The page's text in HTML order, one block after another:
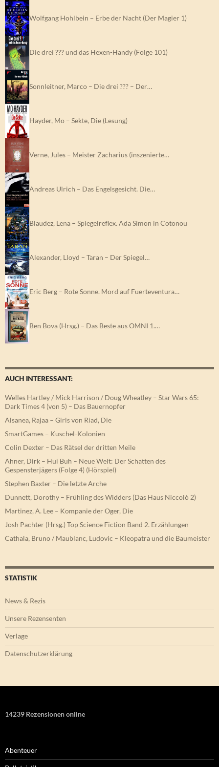
Wolfgang Hohlbein – Erbe der Nacht (Der Magier 1)
Die drei ??? und das Hexen-Handy (Folge 101)
Sonnleitner, Marco – Die drei ??? – Der…
Hayder, Mo – Sekte, Die (Lesung)
Verne, Jules – Meister Zacharius (inszenierte…
Andreas Ulrich – Das Engelsgesicht. Die…
Blaudez, Lena – Spiegelreflex. Ada Simon in Cotonou
Alexander, Lloyd – Taran – Der Spiegel…
Eric Berg – Rote Sonne. Mord auf Fuerteventura…
Ben Bova (Hrsg.) – Das Beste aus OMNI 1.…
AUCH INTERESSANT:
Welles Hartley / Mick Harrison / Doug Wheatley – Star Wars 65:
Dark Times 4 (von 5) – Das Bauernopfer
Alsanea, Rajaa – Girls von Riad, Die
SmartGames – Kuschel-Kolonien
Colin Dexter – Das Rätsel der dritten Meile
Ahner, Dirk – Hui Buh – Neue Welt: Der Schatten des
Gespensterjägers (Folge 4) (Hörspiel)
Stephen Baxter – Die letzte Arche
Dunnett, Dorothy – Frühling des Widders (Das Haus Niccolò 2)
Martinez, A. Lee – Kompanie der Oger, Die
Josh Pachter (Hrsg.) Top Science Fiction Band 2. Erzählungen
Cathala, Bruno / Maublanc, Ludovic – Kleopatra und die Baumeister
STATISTIK
News & Rezis
Unsere Rezensenten
Verlage
Datenschutzerklärung
14239 Rezensionen online
Abenteuer